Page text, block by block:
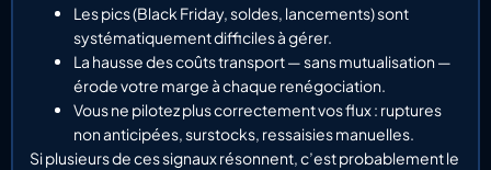
Les pics (Black Friday, soldes, lancements) sont
systématiquement difficiles à gérer.
La hausse des coûts transport — sans mutualisation —
érode votre marge à chaque renégociation.
Vous ne pilotez plus correctement vos flux : ruptures
non anticipées, surstocks, ressaisies manuelles.
Si plusieurs de ces signaux résonnent, c’est probablement le